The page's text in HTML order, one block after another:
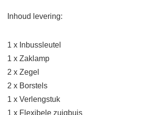
Inhoud levering:
1 x Inbussleutel
1 x Zaklamp
2 x Zegel
2 x Borstels
1 x Verlengstuk
1 x Flexibele zuigbuis